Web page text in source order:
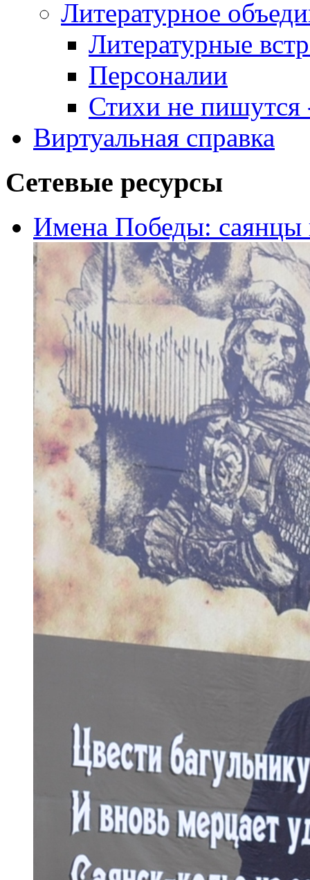
Литературное
Литературные
Персоналии
Стихи не пишутся
Виртуальная справка
Сетевые ресурсы
Имена Победы: саянцы